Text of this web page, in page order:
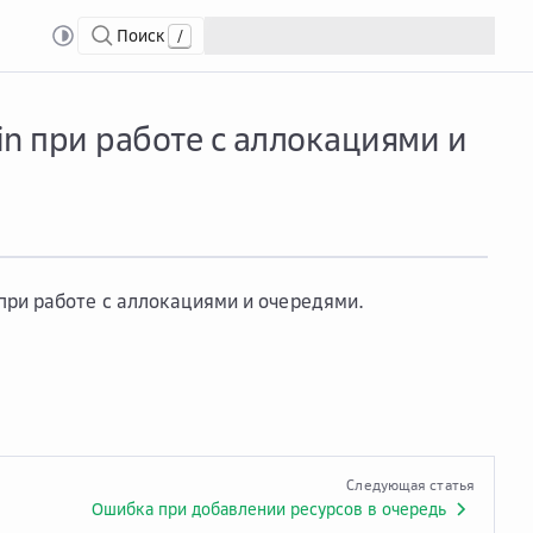
Поиск /
при работе с аллокациями и
работе с аллокациями и очередями.
Следующая статья
Ошибка при добавлении ресурсов в очередь